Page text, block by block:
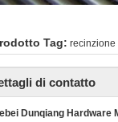
Tag: recinzione
di contatto
Dunqiang Hardware